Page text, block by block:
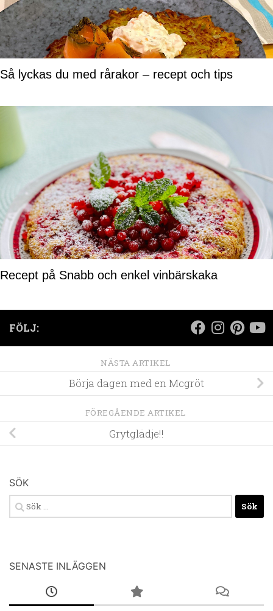
Så lyckas du med rårakor – recept och tips
Recept på Snabb och enkel vinbärskaka
FÖLJ:
NÄSTA ARTIKEL
Börja dagen med en Mcgröt
FÖREGÅENDE ARTIKEL
Grytglädje!!
SÖK
Sök
efter:
SENASTE INLÄGGEN